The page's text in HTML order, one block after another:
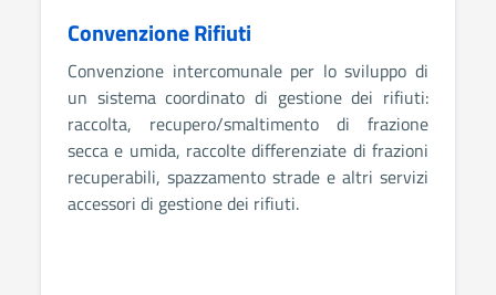
Convenzione Rifiuti
Convenzione intercomunale per lo sviluppo di
un sistema coordinato di gestione dei rifiuti:
raccolta, recupero/smaltimento di frazione
secca e umida, raccolte differenziate di frazioni
recuperabili, spazzamento strade e altri servizi
accessori di gestione dei rifiuti.